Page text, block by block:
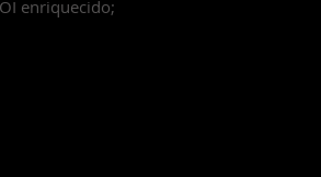
enriquecido;